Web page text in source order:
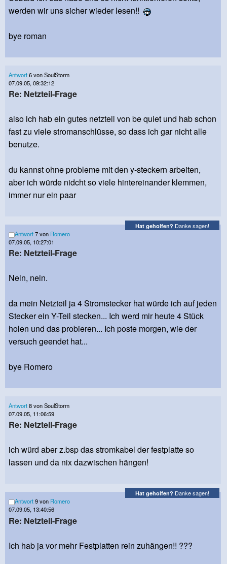
werden wir uns sicher wieder lesen!!
bye roman
Antwort6 von SoulStorm
07.09.05, 09:32:12
Re: Netzteil-Frage
also ich hab ein gutes netzteil von be quiet und hab schon
fast zu viele stromanschlüsse, so dass ich gar nicht alle
benutze.
du kannst ohne probleme mit den y-steckern arbeiten,
aber ich würde nidcht so viele hintereinander klemmen,
immer nur ein paar
Hat geholfen? Danke sagen!
Antwort7 von Romero
07.09.05, 10:27:01
Re: Netzteil-Frage
Nein, nein.
da mein Netzteil ja 4 Stromstecker hat würde ich auf jeden
Stecker ein Y-Teil stecken... Ich werd mir heute 4 Stück
holen und das probieren... Ich poste morgen, wie der
versuch geendet hat...
bye Romero
Antwort8 von SoulStorm
07.09.05, 11:06:59
Re: Netzteil-Frage
ich würd aber z.bsp das stromkabel der festplatte so
lassen und da nix dazwischen hängen!
Hat geholfen? Danke sagen!
Antwort9 von Romero
07.09.05, 13:40:56
Re: Netzteil-Frage
Ich hab ja vor mehr Festplatten rein zuhängen!! ???